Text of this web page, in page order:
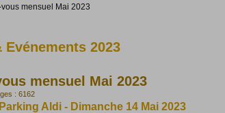
mensuel Mai 2023
Evénements 2023
mensuel Mai 2023
: 6162
Aldi - Dimanche 14 Mai 2023